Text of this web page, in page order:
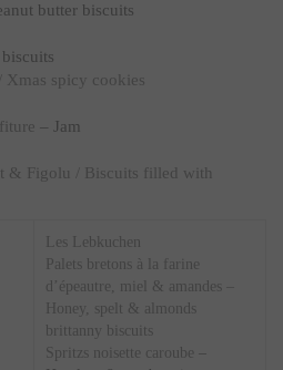
butter biscuits
Xmas spicy cookies
– Jam
& Figolu / Biscuits filled with
Les Lebkuchen
Palets bretons à la farine
d’épeautre, miel & amandes –
Honey, spelt & almonds
brittanny biscuits
Spritzs noisette caroube –